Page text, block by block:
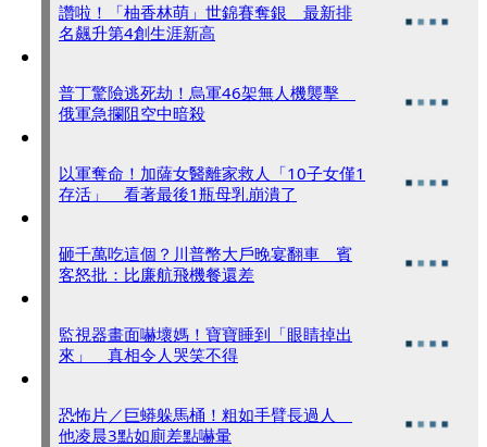
讚啦！「柚香林萌」世錦賽奪銀 最新排
名飆升第4創生涯新高
普丁驚險逃死劫！烏軍46架無人機襲擊
俄軍急攔阻空中暗殺
以軍奪命！加薩女醫離家救人「10子女僅1
存活」 看著最後1瓶母乳崩潰了
砸千萬吃這個？川普幣大戶晚宴翻車 賓
客怒批：比廉航飛機餐還差
監視器畫面嚇壞媽！寶寶睡到「眼睛掉出
來」 真相令人哭笑不得
恐怖片／巨蟒躲馬桶！粗如手臂長過人
他凌晨3點如廁差點嚇暈